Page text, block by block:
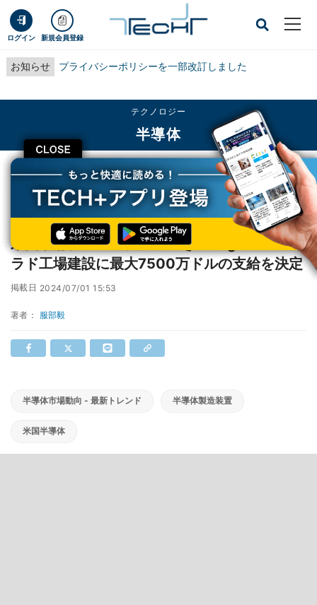
ログイン 新規会員登録
お知らせ プライバシーポリシーを一部改訂しました
CLOSE
テクノロジー
半導体
TECH+ テクノロジー
半導体
米国政府、CHIPS法に基づきEntegrisのコロラド工場建設に最大7500万ドルの
米国政府、CHIPS法に基づきEntegrisのコロ
ラド工場建設に最大7500万ドルの支給を決定
掲載日 2024/07/01 15:53
著者： 服部毅
半導体市場動向 - 最新トレンド 半導体製造装置
米国半導体